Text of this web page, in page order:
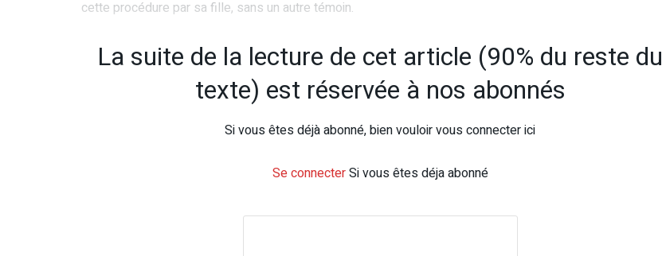
cette procédure par sa fille, sans un autre témoin.
La suite de la lecture de cet article (90% du reste du
texte) est réservée à nos abonnés
Si vous êtes déjà abonné, bien vouloir vous connecter ici
Se connecterSi vous êtes déja abonné